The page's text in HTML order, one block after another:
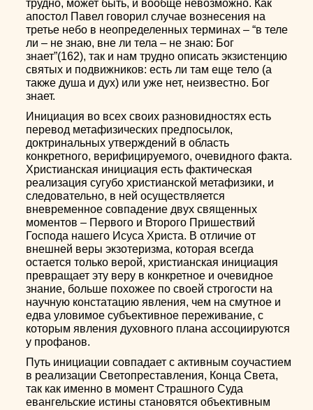
трудно, может быть, и вообще невозможно. Как
апостол Павел говорил случае вознесения на
третье небо в неопределенных терминах – “в теле
ли – не знаю, вне ли тела – не знаю: Бог
знает”(162), так и нам трудно описать экзистенцию
святых и подвижников: есть ли там еще тело (а
также душа и дух) или уже нет, неизвестно. Бог
знает.
Инициация во всех своих разновидностях есть
перевод метафизических предпосылок,
доктринальных утверждений в область
конкретного, верифицируемого, очевидного факта.
Христианская инициация есть фактическая
реализация сугубо христианской метафизики, и
следовательно, в ней осуществляется
вневременное совпадение двух священных
моментов – Первого и Второго Пришествий
Господа нашего Исуса Христа. В отличие от
внешней веры экзотеризма, которая всегда
остается только верой, христианская инициация
превращает эту веру в конкретное и очевидное
знание, больше похожее по своей строгости на
научную констатацию явления, чем на смутное и
едва уловимое субъективное переживание, с
которым явления духовного плана ассоциируются
у профанов.
Путь инициации совпадает с активным соучастием
в реализации Светопреставления, Конца Света,
так как именно в момент Страшного Суда
евангельские истины становятся объективным